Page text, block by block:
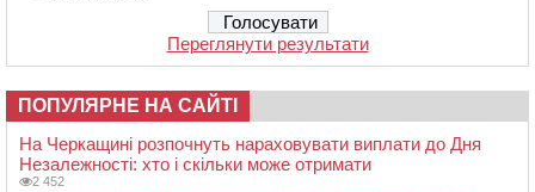
Переглянути результати
ПОПУЛЯРНЕ НА САЙТІ
На Черкащині розпочнуть нараховувати виплати до Дня
Незалежності: хто і скільки може отримати
2 452